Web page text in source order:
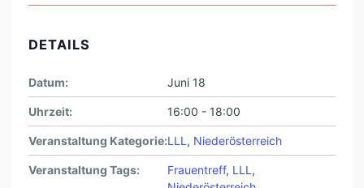
E
D
E
F
R
DETAILS
Datum: Juni 18
Uhrzeit: 16:00 - 18:00
Veranstaltung Kategorie:LLL , Niederösterreich
Veranstaltung Tags: Frauentreff, LLL ,